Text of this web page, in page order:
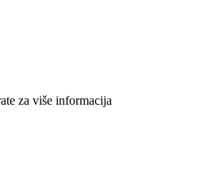
za više informacija